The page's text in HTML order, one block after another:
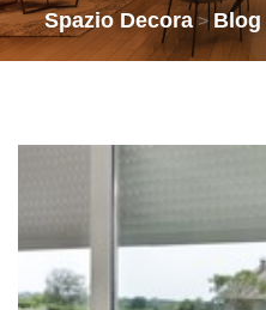
Spazio Decora> Blog